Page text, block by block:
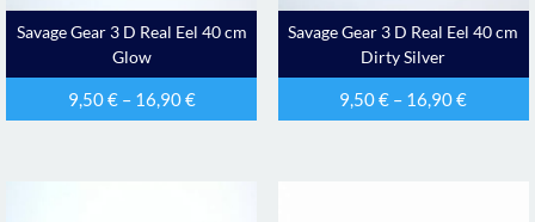
Savage Gear 3 D Real Eel 40 cm
Glow
9,50€– 16,90€
Savage Gear 3 D Real Eel 40 cm
Dirty Silver
9,50€ – 16,90€